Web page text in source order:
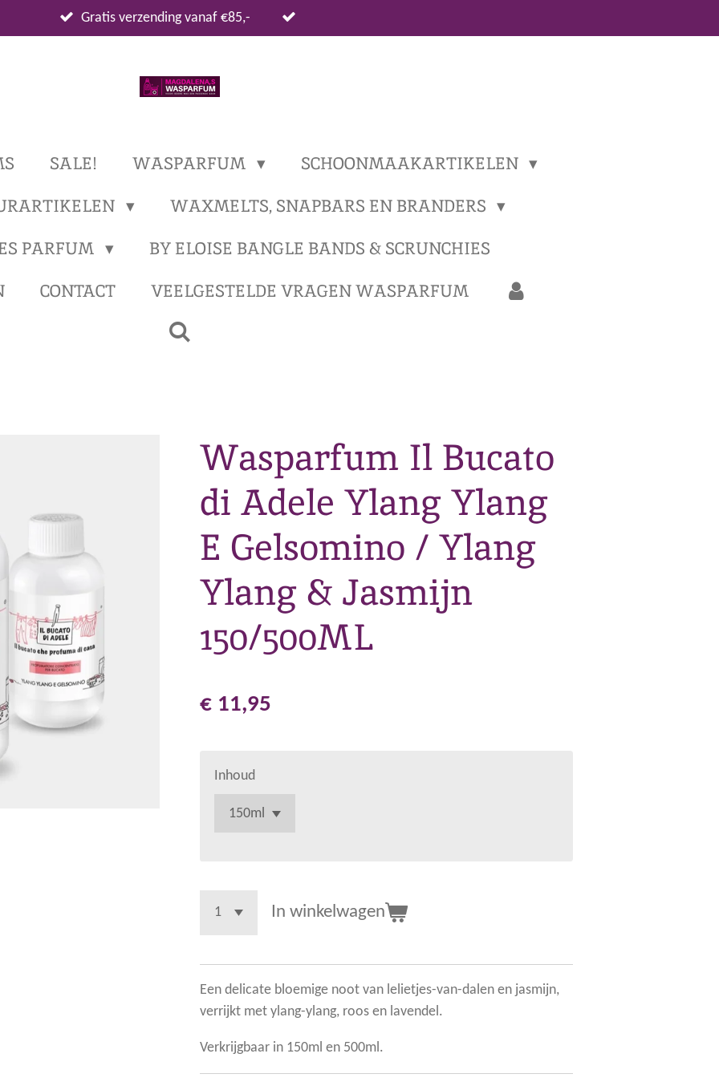
Gratis verzending vanaf €85,-
SALE! WASPARFUM
SCHOONMAAKARTIKELEN
WAXMELTS, SNAPBARS EN BRANDERS
PARFUM
BY ELOISE BANGLE BANDS & SCRUNCHIES
CONTACT VEELGESTELDE VRAGEN WASPARFUM
Wasparfum Il Bucato
di Adele Ylang Ylang
E Gelsomino / Ylang
Ylang & Jasmijn
150/500ML
€ 11,95
Inhoud
In winkelwagen
Een delicate bloemige noot van lelietjes-van-dalen en jasmijn,
verrijkt met ylang-ylang, roos en lavendel.
Verkrijgbaar in 150ml en 500ml.